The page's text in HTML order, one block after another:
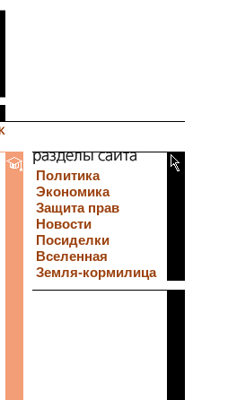
Политика
Экономика
Защита прав
Новости
Посиделки
Вселенная
Земля-кормилица